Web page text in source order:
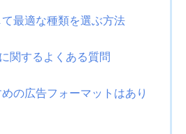
最適な種類を選ぶ方法
関するよくある質問
の広告フォーマットはあり